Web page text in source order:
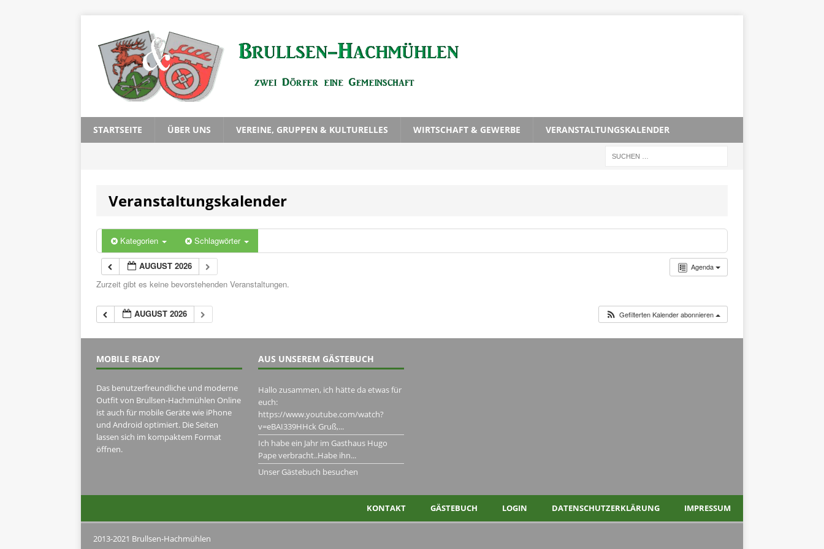
STARTSEITE ÜBER UNS VEREINE, GRUPPEN & KULTURELLES WIRTSCHAFT & GEWERBE VERANSTALTUNGSKALENDER
Veranstaltungskalender
Kategorien Schlagwörter
Agenda
AUGUST 2026
Zurzeit gibt es keine bevorstehenden Veranstaltungen.
AUGUST 2026 Gefilterten Kalender abonnieren
MOBILE READY
Das benutzerfreundliche und moderne
Outfit von Brullsen-Hachmühlen Online
ist auch für mobile Geräte wie iPhone
und Android optimiert. Die Seiten
lassen sich im kompaktem Format
öffnen.
AUS UNSEREM GÄSTEBUCH
Hallo zusammen, ich hätte da etwas für
euch:
https://www.youtube.com/watch?
v=eBAI339HHck Gruß,...
Ich habe ein Jahr im Gasthaus Hugo
Pape verbracht..Habe ihn...
Unser Gästebuch besuchen
KONTAKT GÄSTEBUCH LOGIN DATENSCHUTZERKLÄRUNG IMPRESSUM
2013-2021 Brullsen-Hachmühlen